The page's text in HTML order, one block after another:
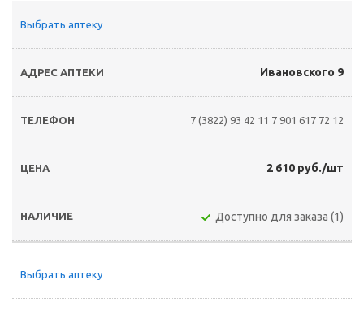
Выбрать аптеку
Ивановского 9
7 (3822) 93 42 11 7 901 617 72 12
2 610 руб./шт
Доступно для заказа (1)
Выбрать аптеку